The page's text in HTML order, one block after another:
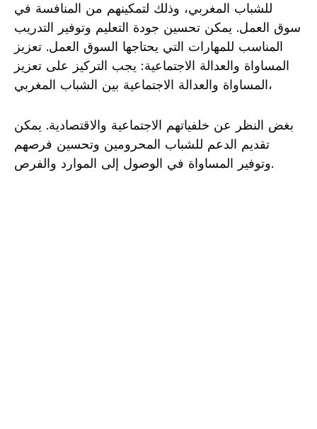
للشباب المغربي، وذلك لتمكينهم من المنافسة في
سوق العمل. يمكن تحسين جودة التعليم وتوفير التدريب
المناسب للمهارات التي يحتاجها السوق العمل. تعزيز
المساواة والعدالة الاجتماعية: يجب التركيز على تعزيز
المساواة والعدالة الاجتماعية بين الشباب المغربي،
بغض النظر عن خلفياتهم الاجتماعية والاقتصادية. يمكن
تقديم الدعم للشباب المحرومين وتحسين فرصهم
وتوفير المساواة في الوصول إلى الموارد والفرص.